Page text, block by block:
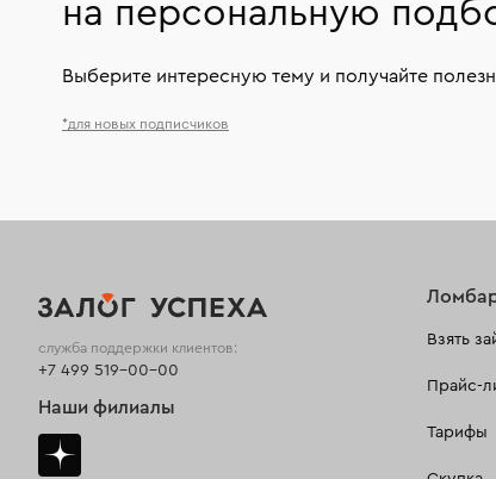
на персональную
Выберите интересную тему и получайте
*для новых подписчиков
Взять
Прайс-
Тарифы
служба поддержки клиентов:
+7 499 519-00-00
Наши филиалы